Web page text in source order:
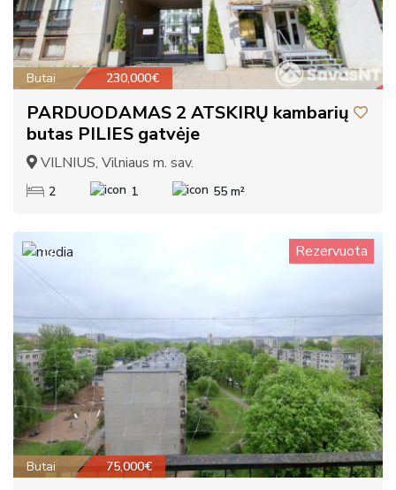
Butai 230,000€
PARDUODAMAS 2 ATSKIRŲ kambarių
butas PILIES gatvėje
VILNIUS, Vilniaus m. sav.
2 1 55 m²
13 Rezervuota
Butai 75,000€